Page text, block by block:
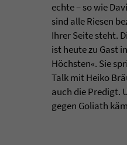
echte – so wie
sind alle Riesen
Ihrer Seite steht.
ist heute zu Gast
Höchsten«. Sie
Talk mit Heiko
auch die Predigt.
gegen Goliath